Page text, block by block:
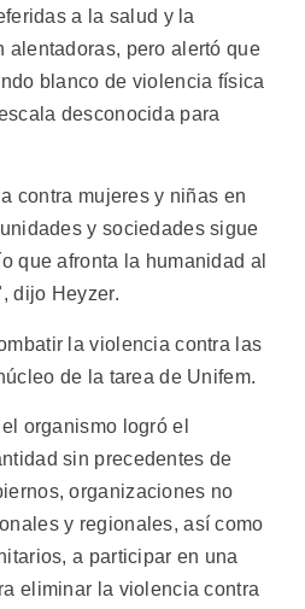
a la salud y la
alentadoras, pero alertó que
blanco de violencia física
desconocida para
contra mujeres y niñas en
y sociedades sigue
que afronta la humanidad al
dijo Heyzer.
la violencia contra las
de la tarea de Unifem.
organismo logró el
sin precedentes de
organizaciones no
y regionales, así como
a participar en una
eliminar la violencia contra